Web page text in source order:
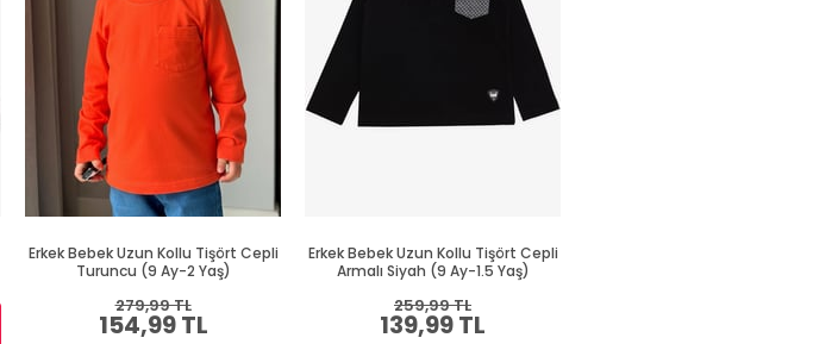
Erkek Bebek Uzun Kollu Tişört Cepli
Turuncu (9 Ay-2 Yaş)
154,99 TL
279,99 TL
Erkek Bebek Uzun Kollu Tişört Cepli
Armalı Siyah (9 Ay-1.5 Yaş)
139,99 TL
259,99 TL